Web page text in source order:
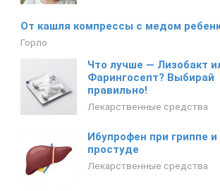
От кашля компрессы с медом
Горло
Что лучше — Лизобакт
Фарингосепт? Выбирай
правильно!
Лекарственные средства
Ибупрофен при гриппе и
простуде
Лекарственные средства